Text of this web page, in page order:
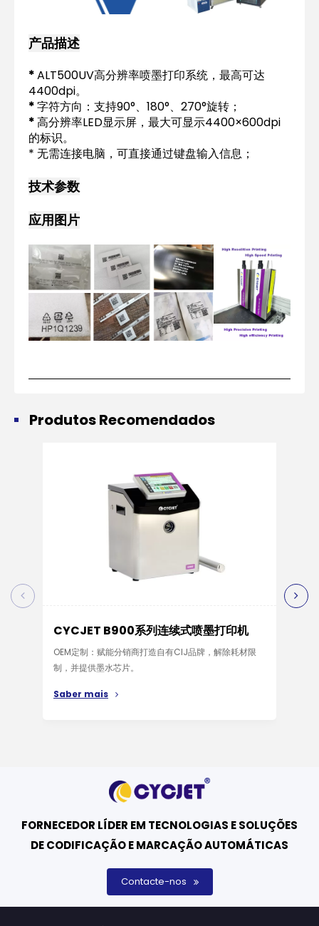
产品描述
*ALT500UV高分辨率喷墨打印系统，最高可达
4400dpi。
*字符方向：支持90°、180°、270°旋转；
*高分辨率LED显示屏，最大可显示4400×600dpi
的标识。
* 无需连接电脑，可直接通过键盘输入信息；
技术参数
应用图片
Produtos Recomendados
CYCJET B900系列连续式喷墨打印机
OEM定制：赋能分销商打造自有CIJ品牌，解除耗材限
制，并提供墨水芯片。
Saber mais
FORNECEDOR LÍDER EM TECNOLOGIAS E SOLUÇÕES
DE CODIFICAÇÃO E MARCAÇÃO AUTOMÁTICAS
Contacte-nos